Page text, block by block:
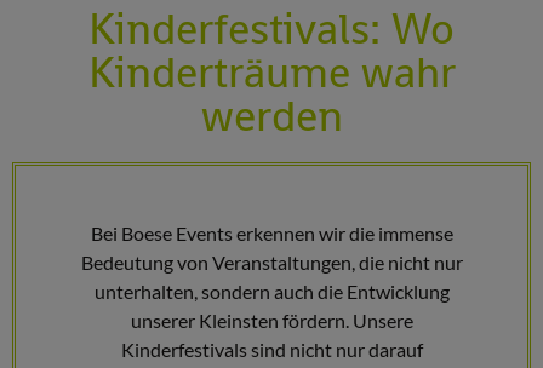
Kinderfestivals: Wo
Kinderträume wahr
werden
Bei Boese Events erkennen wir die immense
Bedeutung von Veranstaltungen, die nicht nur
unterhalten, sondern auch die Entwicklung
unserer Kleinsten fördern. Unsere
Kinderfestivals sind nicht nur darauf